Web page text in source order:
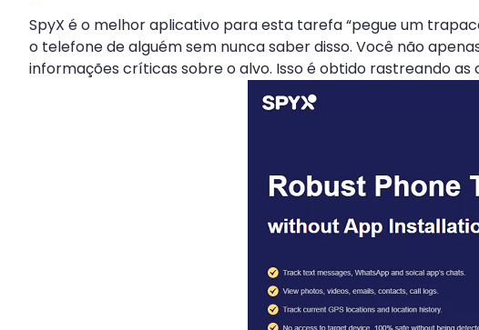
SpyX é o melhor aplicativo para esta tarefa “pegue um
o telefone de alguém sem nunca saber disso. Você não
informações críticas sobre o alvo. Isso é obtido rastreando